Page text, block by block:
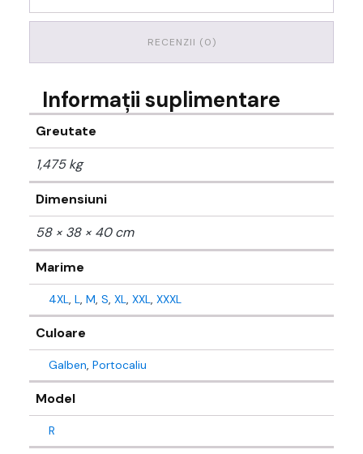
RECENZII (0)
Informații suplimentare
Greutate
1,475 kg
Dimensiuni
58 × 38 × 40 cm
Marime
4XL, L, M, S, XL, XXL, XXXL
Culoare
Galben, Portocaliu
Model
R